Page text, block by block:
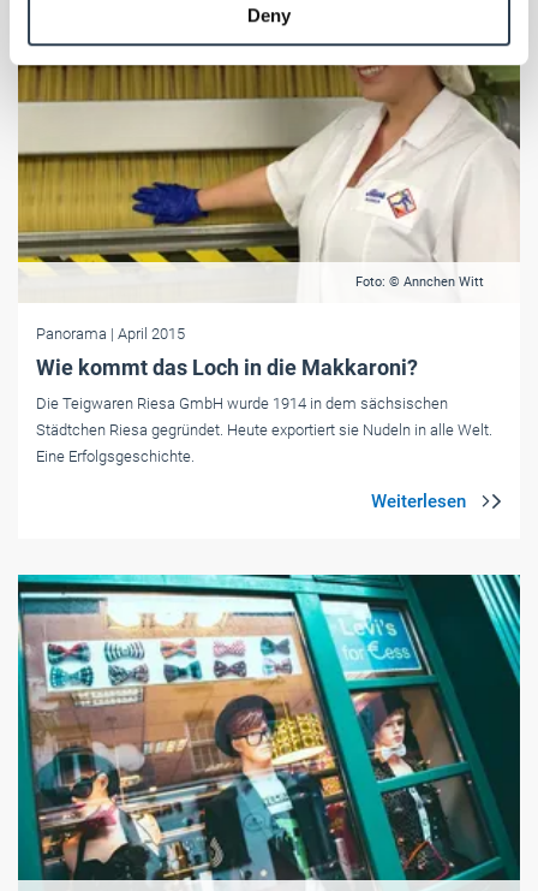
Weitere Informationen:Impressum Datenschutz
Deny
Foto: © Annchen Witt
Panorama | April 2015
Wie kommt das Loch in die Makkaroni?
Die Teigwaren Riesa GmbH wurde 1914 in dem sächsischen
Städtchen Riesa gegründet. Heute exportiert sie Nudeln in alle Welt.
Eine Erfolgsgeschichte.